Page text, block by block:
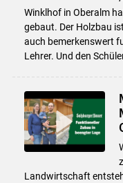
Winklhof in Oberalm
gebaut. Der Holzbau
auch bemerkenswert
Lehrer. Und den
Landwirtschaft